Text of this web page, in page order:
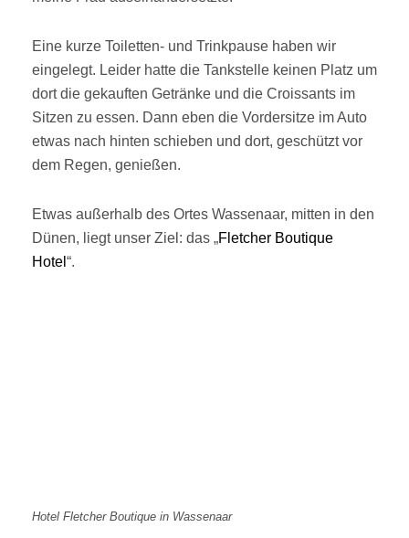
Eine kurze Toiletten- und Trinkpause haben wir
eingelegt. Leider hatte die Tankstelle keinen Platz um
dort die gekauften Getränke und die Croissants im
Sitzen zu essen. Dann eben die Vordersitze im Auto
etwas nach hinten schieben und dort, geschützt vor
dem Regen, genießen.
Etwas außerhalb des Ortes Wassenaar, mitten in den
Dünen, liegt unser Ziel: das „Fletcher Boutique
Hotel “.
Hotel Fletcher Boutique in Wassenaar